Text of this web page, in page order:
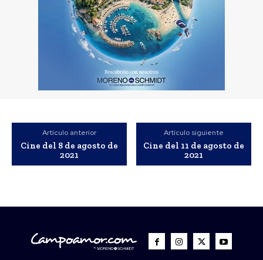
Artículo anterior
Cine del 8 de agosto de
2021
Artículo siguiente
Cine del 11 de agosto de
2021